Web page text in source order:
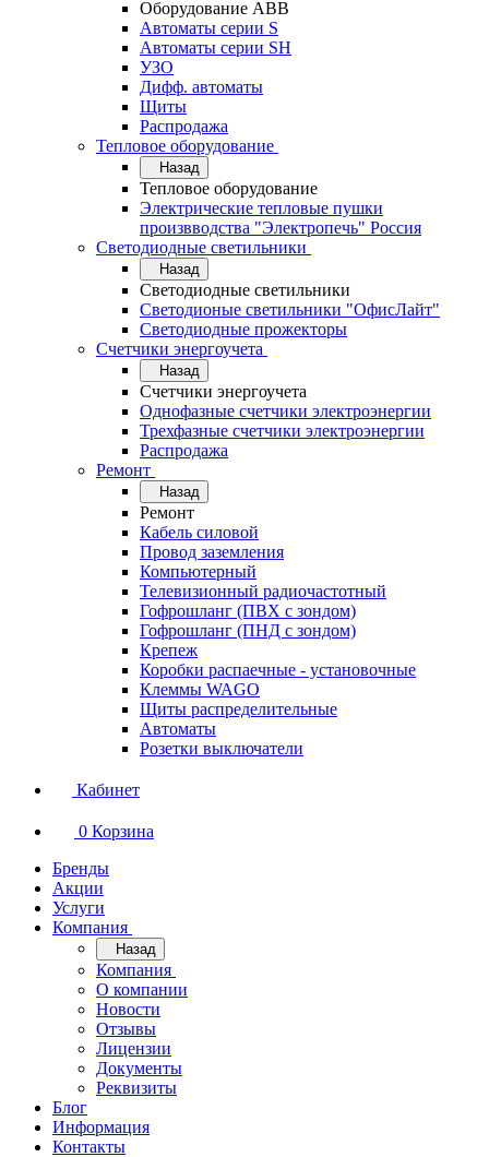
Оборудование АВВ
Автоматы серии S
Автоматы серии SH
УЗО
Дифф. автоматы
Щиты
Распродажа
Тепловое оборудование
Назад
Тепловое оборудование
Электрические тепловые пушки
произвводства "Электропечь" Россия
Светодиодные светильники
Назад
Светодиодные светильники
Светодионые светильники "ОфисЛайт"
Светодиодные прожекторы
Счетчики энергоучета
Назад
Счетчики энергоучета
Однофазные счетчики электроэнергии
Трехфазные счетчики электроэнергии
Распродажа
Ремонт
Назад
Ремонт
Кабель силовой
Провод заземления
Компьютерный
Телевизионный радиочастотный
Гофрошланг (ПВХ с зондом)
Гофрошланг (ПНД с зондом)
Крепеж
Коробки распаечные - установочные
Клеммы WAGO
Щиты распределительные
Автоматы
Розетки выключатели
Кабинет
0 Корзина
Бренды
Акции
Услуги
Компания
Назад
Компания
О компании
Новости
Отзывы
Лицензии
Документы
Реквизиты
Блог
Информация
Контакты